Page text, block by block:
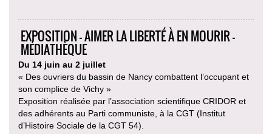
EXPOSITION - AIMER LA LIBERTÉ À EN MOURIR -
MÉDIATHÈQUE
Du 14 juin au 2 juillet
« Des ouvriers du bassin de Nancy combattent l’occupant et
son complice de Vichy »
Exposition réalisée par l’association scientifique CRIDOR et
des adhérents au Parti communiste, à la CGT (Institut
d’Histoire Sociale de la CGT 54).